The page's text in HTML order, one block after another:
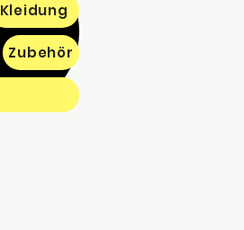
Kleidung
Zubehör